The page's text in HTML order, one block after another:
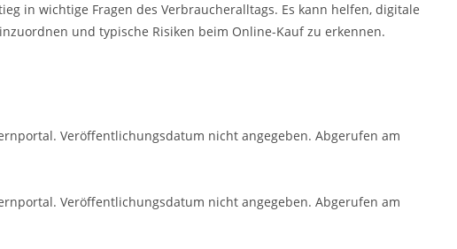
in wichtige Fragen des Verbraucheralltags. Es kann helfen, digitale
und typische Risiken beim Online-Kauf zu erkennen.
Veröffentlichungsdatum nicht angegeben. Abgerufen am
Veröffentlichungsdatum nicht angegeben. Abgerufen am